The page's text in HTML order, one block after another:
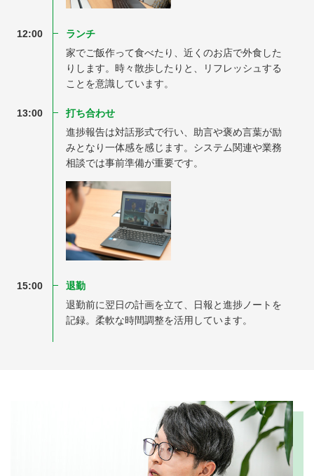
12:00
ランチ
家でご飯作って食べたり、近くのお店で外食した
りします。時々散歩したりと、リフレッシュする
ことを意識しています。
13:00
打ち合わせ
進捗報告は対話形式で行い、助言や褒め言葉が励
みとなり一体感を感じます。システム関連や業務
相談では事前準備が重要です。
15:00
退勤
退勤前に翌日の計画を立て、日報と進捗ノートを
記録。柔軟な時間調整を活用しています。